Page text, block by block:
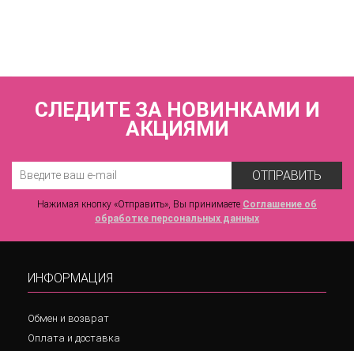
СЛЕДИТЕ ЗА НОВИНКАМИ И
АКЦИЯМИ
ОТПРАВИТЬ
Нажимая кнопку «Отправить», Вы принимаете Соглашение об
обработке персональных данных
ИНФОРМАЦИЯ
Обмен и возврат
Оплата и доставка